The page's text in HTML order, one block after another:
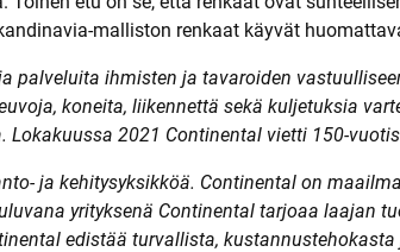
malliston renkaat käyvät
palveluita ihmisten ja tavaroiden
koneita, liikennettä sekä kuljetuksia
2021 Continental vietti 150-
ja kehitysyksikköä. Continental on
yrityksenä Continental tarjoaa laajan
edistää turvallista,